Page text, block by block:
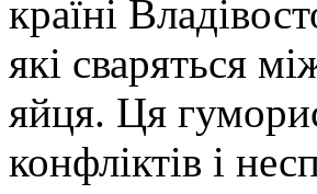
країні
які сваряться
яйця. Ця
конфліктів і